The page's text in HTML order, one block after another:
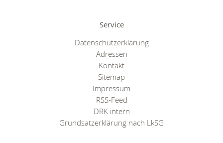
Service
Datenschutzerklärung
Adressen
Kontakt
Sitemap
Impressum
RSS-Feed
DRK intern
Grundsatzerklärung nach LkSG